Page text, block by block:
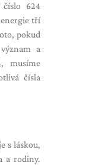
624
tří
pokud
a
musíme
čísla
s láskou,
a rodiny.